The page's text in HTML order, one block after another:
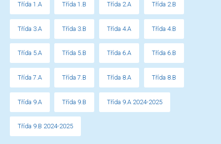
Třída 1.A Třída 1.B Třída 2.A Třída 2.B
Třída 3.A Třída 3.B Třída 4.A Třída 4.B
Třída 5.A Třída 5.B Třída 6.A Třída 6.B
Třída 7.A Třída 7.B Třída 8.A Třída 8.B
Třída 9.A Třída 9.B Třída 9.A 2024-2025
Třída 9.B 2024-2025